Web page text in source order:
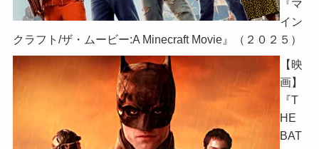
『マ
イン
クラフト/ザ・ムービー:A Minecraft Movie』（２０２５）
【映
画】
『T
HE
BAT